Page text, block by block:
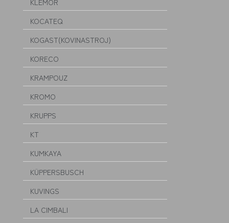
KLEMOR
KOCATEQ
KOGAST(KOVINASTROJ)
KORECO
KRAMPOUZ
KROMO
KRUPPS
KT
KUMKAYA
KÜPPERSBUSCH
KUVINGS
LA CIMBALI